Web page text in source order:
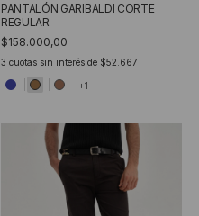
PANTALÓN GARIBALDI CORTE
REGULAR
$158.000,00
3 cuotas sin interés de $52.667
+1